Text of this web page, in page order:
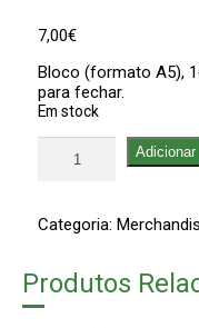
7,00€
Bloco (formato A5),
para fechar.
Em stock
|
Adicionar
Categoria:
Produtos